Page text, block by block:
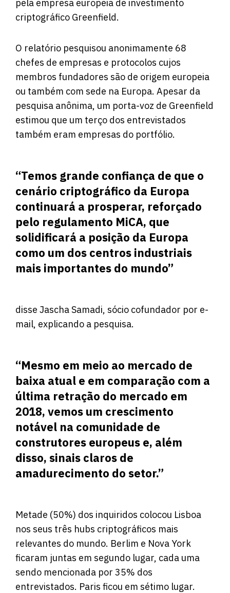
pela empresa europeia de investimento
criptográfico Greenfield.
O relatório pesquisou anonimamente 68
chefes de empresas e protocolos cujos
membros fundadores são de origem europeia
ou também com sede na Europa. Apesar da
pesquisa anônima, um porta-voz de Greenfield
estimou que um terço dos entrevistados
também eram empresas do portfólio.
“Temos grande confiança de que o
cenário criptográfico da Europa
continuará a prosperar, reforçado
pelo regulamento MiCA, que
solidificará a posição da Europa
como um dos centros industriais
mais importantes do mundo”
disse Jascha Samadi, sócio cofundador por e-
mail, explicando a pesquisa.
“Mesmo em meio ao mercado de
baixa atual e em comparação com a
última retração do mercado em
2018, vemos um crescimento
notável na comunidade de
construtores europeus e, além
disso, sinais claros de
amadurecimento do setor.”
Metade (50%) dos inquiridos colocou Lisboa
nos seus três hubs criptográficos mais
relevantes do mundo. Berlim e Nova York
ficaram juntas em segundo lugar, cada uma
sendo mencionada por 35% dos
entrevistados. Paris ficou em sétimo lugar.